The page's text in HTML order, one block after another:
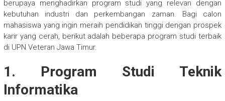
berupaya menghadirkan program studi yang relevan dengan
kebutuhan industri dan perkembangan zaman. Bagi calon
mahasiswa yang ingin meraih pendidikan tinggi dengan prospek
karir yang cerah, berikut adalah beberapa program studi terbaik
di UPN Veteran Jawa Timur.
1. Program Studi Teknik
Informatika